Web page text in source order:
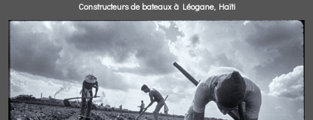
Constructeurs de bateaux à Léogane, Haïti